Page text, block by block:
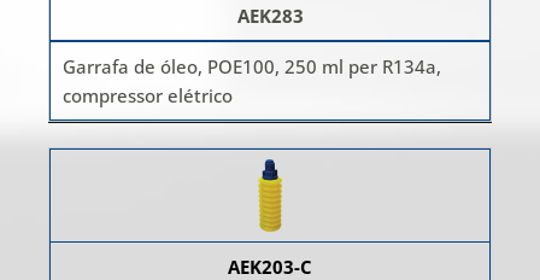
AEK283
Garrafa de óleo, POE100, 250 ml per R134a,
compressor elétrico
AEK203-C